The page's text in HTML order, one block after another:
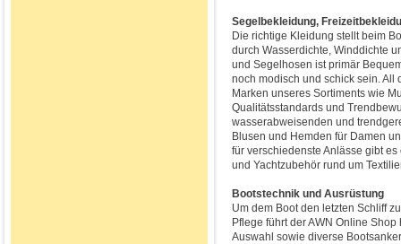
Segelbekleidung,
Die richtige Kleidung stellt beim
durch Wasserdichte, Winddichte
und Segelhosen ist primär
noch modisch und schick sein. All
Marken unseres Sortiments wie
Qualitätsstandards und
wasserabweisenden und
Blusen und Hemden für Damen
für verschiedenste Anlässe gibt
und Yachtzubehör rund um
Bootstechnik und Ausrüstung
Um dem Boot den letzten Schliff
Pflege führt der AWN Online
Auswahl sowie diverse